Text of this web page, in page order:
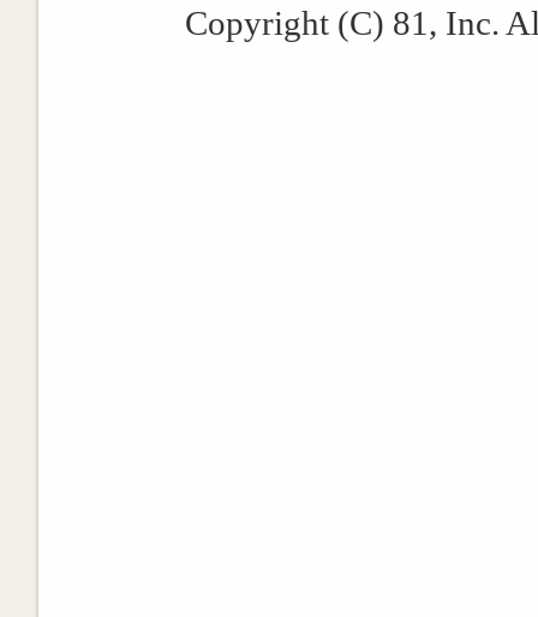
Copyright (C) 81, Inc.